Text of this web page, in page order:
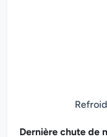
Dernière chute de